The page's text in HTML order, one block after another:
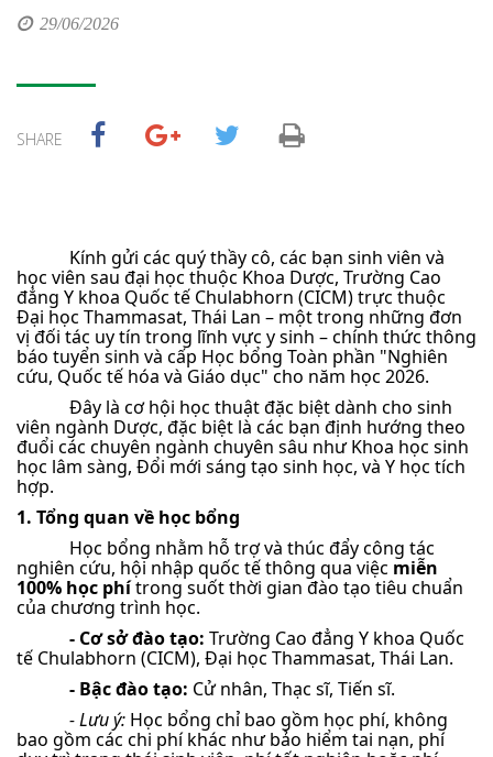
29/06/2026
SHARE
Kính gửi các quý thầy cô, các bạn sinh viên và
học viên sau đại học thuộc Khoa Dược, Trường Cao
đẳng Y khoa Quốc tế Chulabhorn (CICM) trực thuộc
Đại học Thammasat, Thái Lan – một trong những đơn
vị đối tác uy tín trong lĩnh vực y sinh – chính thức thông
báo tuyển sinh và cấp Học bổng Toàn phần "Nghiên
cứu, Quốc tế hóa và Giáo dục" cho năm học 2026.
Đây là cơ hội học thuật đặc biệt dành cho sinh
viên ngành Dược, đặc biệt là các bạn định hướng theo
đuổi các chuyên ngành chuyên sâu như Khoa học sinh
học lâm sàng, Đổi mới sáng tạo sinh học, và Y học tích
hợp.
1. Tổng quan về học bổng
Học bổng nhằm hỗ trợ và thúc đẩy công tác
nghiên cứu, hội nhập quốc tế thông qua việc miễn
100% học phítrong suốt thời gian đào tạo tiêu chuẩn
của chương trình học.
- Cơ sở đào tạo: Trường Cao đẳng Y khoa Quốc
tế Chulabhorn (CICM), Đại học Thammasat, Thái Lan.
- Bậc đào tạo: Cử nhân, Thạc sĩ, Tiến sĩ.
- Lưu ý: Học bổng chỉ bao gồm học phí, không
bao gồm các chi phí khác như bảo hiểm tai nạn, phí